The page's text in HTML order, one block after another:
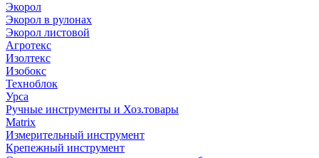
Экорол
Экорол в рулонах
Экорол листовой
Агротекс
Изолтекс
Изобокс
Техноблок
Урса
Ручные инструменты и Хоз.товары
Matrix
Измерительный инструмент
Крепежный инструмент